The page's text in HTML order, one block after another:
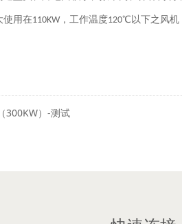
使用在110KW，工作温度120℃以下之风机
300KW）-测试